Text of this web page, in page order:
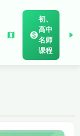
初、
高中
名师
课程